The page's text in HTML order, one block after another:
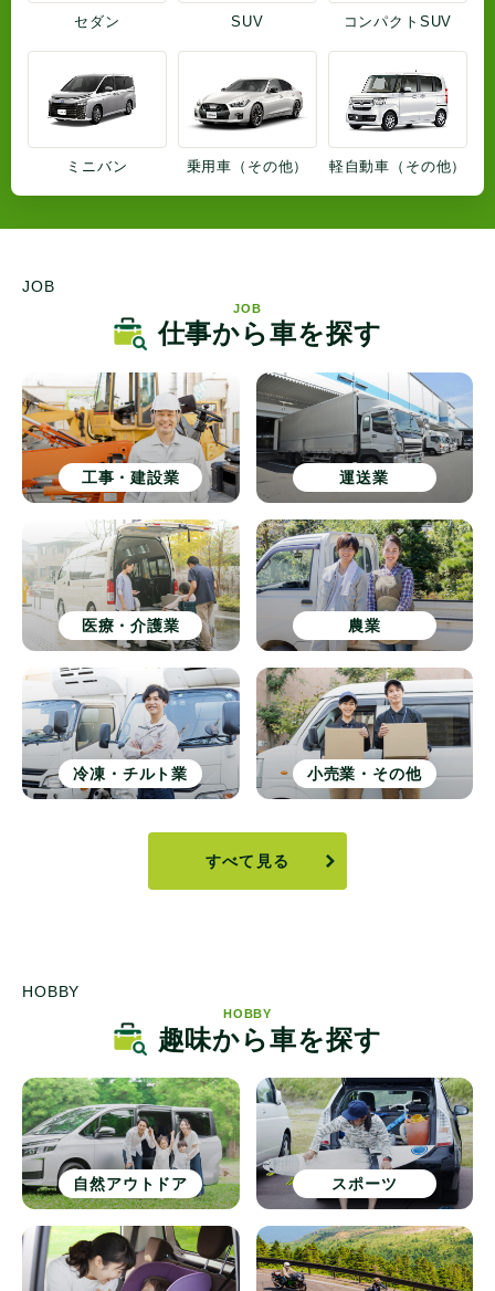
セダン SUV コンパクトSUV
ミニバン 乗用車（その他） 軽自動車（その他）
JOB
JOB
仕事から車を探す
工事・建設業 運送業
医療・介護業 農業
冷凍・チルト業 小売業・その他
すべて見る
HOBBY
HOBBY
趣味から車を探す
自然アウトドア スポーツ